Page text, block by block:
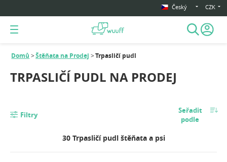
Český CZK
TRPASLIČÍ PUDL NA PRODEJ
Domů Štěňata na Prodej Trpasličí pudl
Filtry
Seřadit
podle
30 Trpasličí pudl štěňata a psi